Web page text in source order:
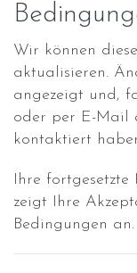
Wir können
aktualisieren.
angezeigt und,
oder per E-Mail
kontaktiert
Ihre
zeigt Ihre
Bedingungen an.